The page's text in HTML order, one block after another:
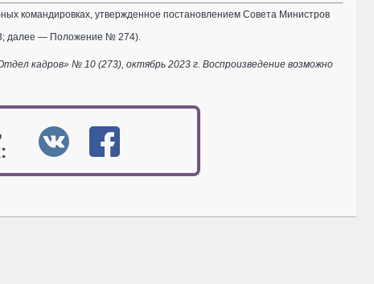
командировках, утвержденное постановлением Совета Министров
далее — Положение № 274).
кадров» № 10 (273), октябрь 2023 г. Воспроизведение возможно